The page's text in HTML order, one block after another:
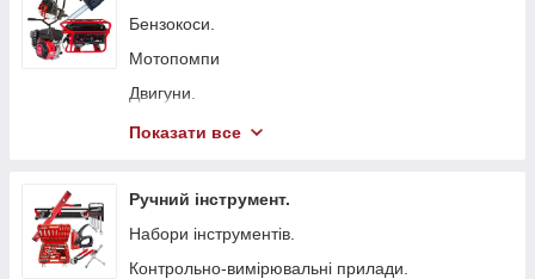
Стрічкові пили
Токарні станки
Гайковерти мережеві
Свердлильні верстати
Штроборізи
Плиткорізи.
Електроножиці
Бензокоси.
Мотопомпи
Двигуни.
Бензопили.
Віброплити
Бензинові газонокосарки.
Бетонорізи
Показати все
Ручний інструмент.
Набори інструментів.
Контрольно-вимірювальні прилади.